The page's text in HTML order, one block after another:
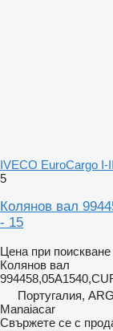
IVECO EuroCargo I-
5
Колянов вал
- 15
Цена при поискване
Колянов вал
Португалия,
Manaiacar
Свържете се с